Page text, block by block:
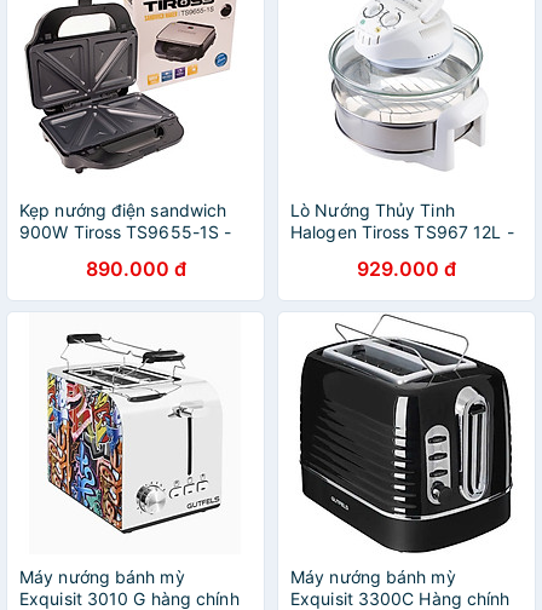
Kẹp nướng điện sandwich
900W Tiross TS9655-1S -
890.000 đ
Lò Nướng Thủy Tinh
Halogen Tiross TS967 12L -
929.000 đ
Máy nướng bánh mỳ
Exquisit 3010 G hàng chính
Máy nướng bánh mỳ
Exquisit 3300C Hàng chính